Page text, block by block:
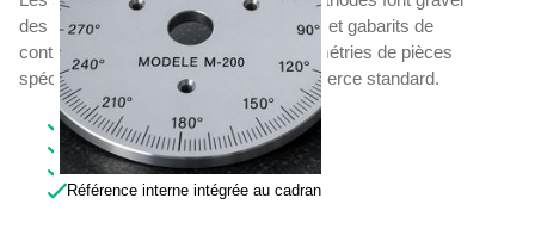
des rapporteurs gradués personnalisés et gabarits de
contrôle angulaire adaptés à leurs géométries de pièces
spécifiques, introuvables dans le commerce standard.
Graduation conforme au plan fourni
Inox résistant aux solvants d'atelier
Gravure permanente non effaçable
Référence interne intégrée au cadran